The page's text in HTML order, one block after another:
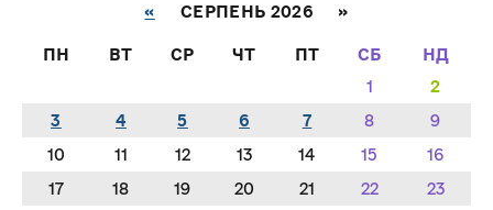
« СЕРПЕНЬ 2026 »
ПН ВТ СР ЧТ ПТ СБ
НД
1
2
3
4 5 6 7 8
9
10
11 12 13 14 15
16
17
18 19 20 21 22
23